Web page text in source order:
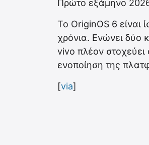
Πρώτο εξάμηνο
Το OriginOS 6 είναι
χρόνια. Ενώνει δύο
vivo πλέον στοχεύει
ενοποίηση της
[via]